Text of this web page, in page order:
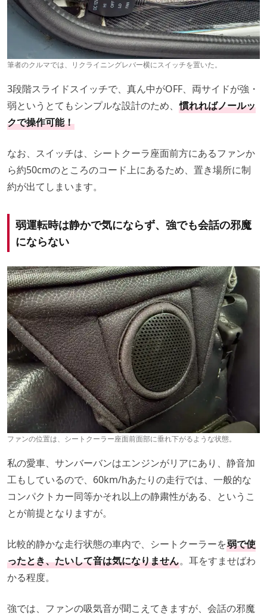
筆者のクルマでは、リクライニングレバー横にスイッチを置いた。
3段階スライドスイッチで、真ん中がOFF、両サイドが強・
弱というとてもシンプルな設計のため、 慣れればノールッ
クで操作可能！
なお、スイッチは、シートクーラ座面前方にあるファンか
ら約50cmのところのコード上にあるため、置き場所に制
約が出てしまいます。
弱運転時は静かで気にならず、強でも会話の邪魔
にならない
ファンの位置は、シートクーラー座面前面部に垂れ下がるような状態。
私の愛車、サンバーバンはエンジンがリアにあり、静音加
工もしているので、60km/hあたりの走行では、一般的な
コンパクトカー同等かそれ以上の静粛性がある、というこ
とが前提となりますが。
比較的静かな走行状態の車内で、シートクーラーを弱で使
ったとき、たいして音は気になりません。耳をすませばわ
かる程度。
強では、ファンの吸気音が聞こえてきますが、会話の邪魔